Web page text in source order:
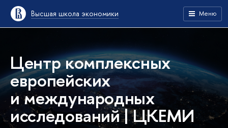
Высшая школа экономики Меню
Центр комплексных
европейских
и международных
исследований | ЦКЕМИ